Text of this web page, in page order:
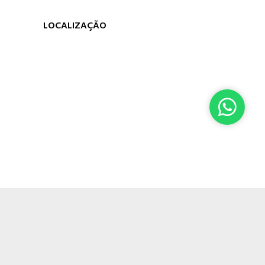
LOCALIZAÇÃO